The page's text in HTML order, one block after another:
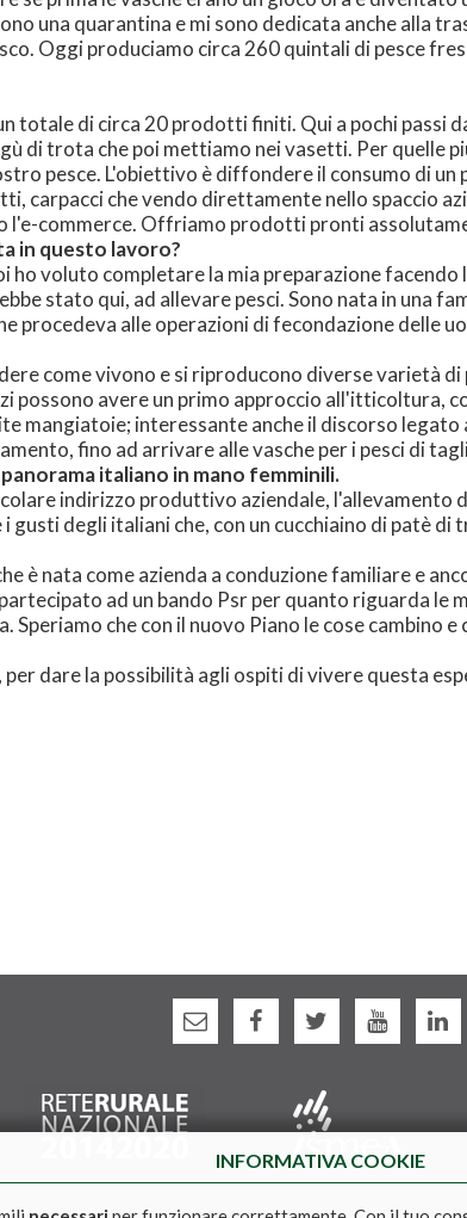
una quarantina e mi sono dedicata anche alla
Oggi produciamo circa 260 quintali di pesce
totale di circa 20 prodotti finiti. Qui a pochi passi
di trota che poi mettiamo nei vasetti. Per quelle
pesce. L'obiettivo è diffondere il consumo di
carpacci che vendo direttamente nello spaccio
commerce. Offriamo prodotti pronti
in questo lavoro?
voluto completare la mia preparazione
stato qui, ad allevare pesci. Sono nata in una
procedeva alle operazioni di fecondazione delle
come vivono e si riproducono diverse varietà
possono avere un primo approccio all'itticoltura,
mangiatoie; interessante anche il discorso
fino ad arrivare alle vasche per i pesci di
italiano in mano femminili.
indirizzo produttivo aziendale,
gusti degli italiani che, con un cucchiaino di patè
è nata come azienda a conduzione familiare e
ad un bando Psr per quanto riguarda le
che con il nuovo Piano le cose cambino
dare la possibilità agli ospiti di vivere questa
INFORMATIVA COOKIE